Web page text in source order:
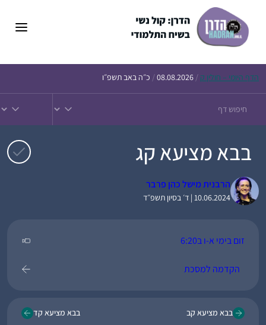
הדף היומי – חולין ק /
08.08.2026
/ כ״ה באב תשפ״ו
בבא מציעא קג
הרבנית מישל כהן פרבר
10.06.2024 | ד׳ בסיון תשפ״ד
זום בימי א-ו ב6:20
הקדמה למסכת
בבא מציעא קב בבא מציעא קד